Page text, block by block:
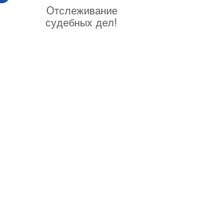
Отслеживание
судебных дел!